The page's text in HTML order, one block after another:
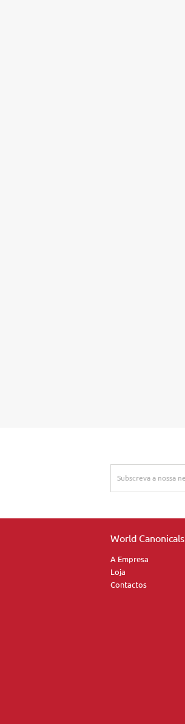
World Canonicals
A Empresa
Loja
Contactos